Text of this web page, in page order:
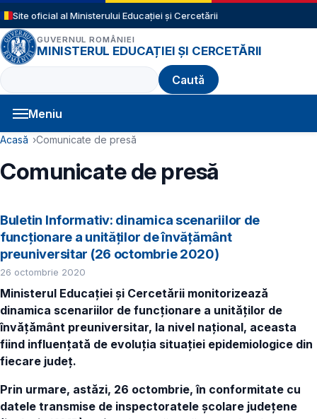
Sari la conținutul principal
Site oficial al Ministerului Educației și Cercetării
GUVERNUL ROMÂNIEI
MINISTERUL EDUCAȚIEI ȘI CERCETĂRII
Caută
Meniu
Navigație principală
Cale de navigare
Acasă Comunicate de presă
Comunicate de presă
Buletin Informativ: dinamica scenariilor de
funcționare a unităților de învățământ
preuniversitar (26 octombrie 2020)
26 octombrie 2020
Ministerul Educației și Cercetării monitorizează
dinamica scenariilor de funcționare a unităților de
învățământ preuniversitar, la nivel național, aceasta
fiind influențată de evoluția situației epidemiologice din
fiecare județ.
Prin urmare, astăzi, 26 octombrie, în conformitate cu
datele transmise de inspectoratele școlare județene